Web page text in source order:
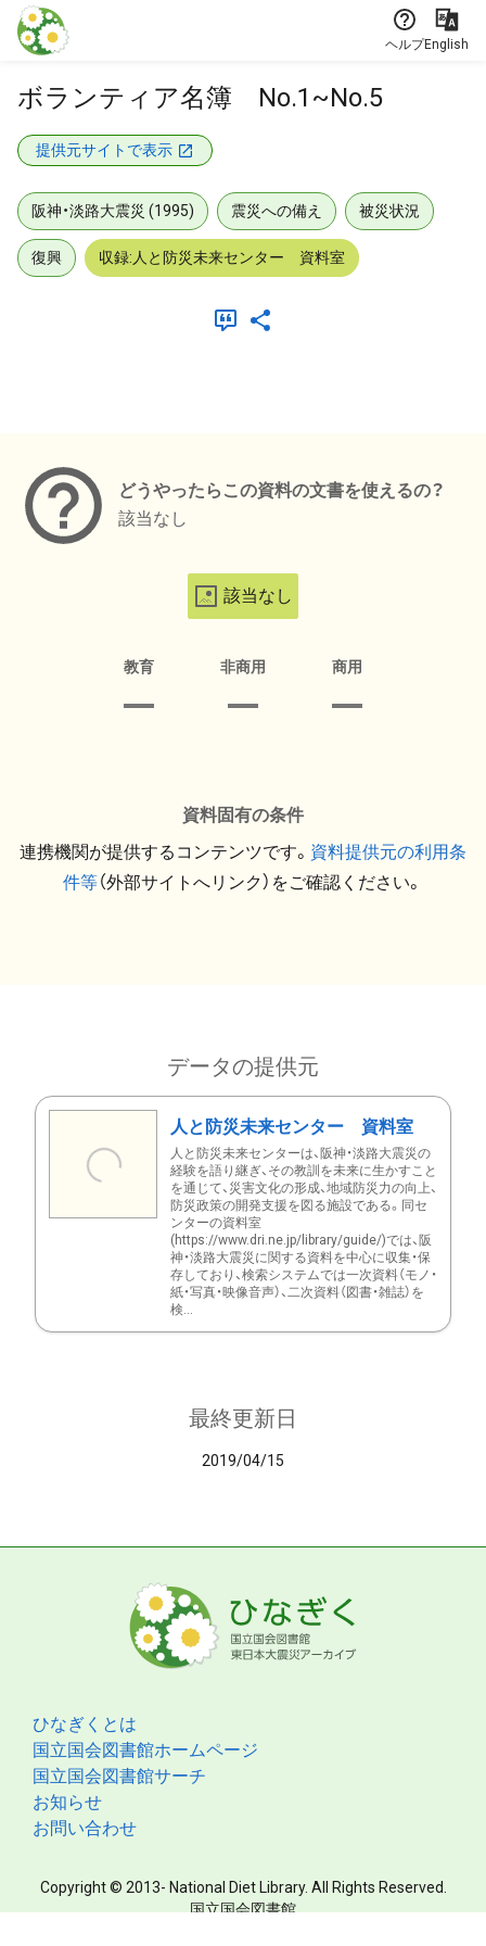
本文に飛ぶ
ヘルプEnglish
ボランティア名簿 No.1~No.5
提供元サイトで表示
阪神・淡路大震災 (1995) 震災への備え 被災状況
復興 収録:人と防災未来センター 資料室
どうやったらこの資料の文書を使えるの？
該当なし
該当なし
教育 非商用 商用
資料固有の条件
連携機関が提供するコンテンツです。 資料提供元の利用条
件等（外部サイトへリンク）をご確認ください。
データの提供元
人と防災未来センター 資料室
人と防災未来センターは、阪神・淡路大震災の
経験を語り継ぎ、その教訓を未来に生かすこと
を通じて、災害文化の形成、地域防災力の向上、
防災政策の開発支援を図る施設である。同セ
ンターの資料室
(https://www.dri.ne.jp/library/guide/)では、阪
神・淡路大震災に関する資料を中心に収集・保
存しており、検索システムでは一次資料（モノ・
紙・写真・映像音声）、二次資料（図書・雑誌）を
検...
最終更新日
2019/04/15
ひなぎくとは
国立国会図書館ホームページ
国立国会図書館サーチ
お知らせ
お問い合わせ
Copyright © 2013- National Diet Library. All Rights Reserved.